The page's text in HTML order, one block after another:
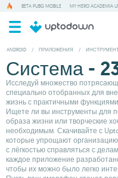
BETA PUBG MOBILE MY HERO ACADEMIA
ANDROID / ПРИЛОЖЕНИЯ /
Система -
Исследуй множество
специально отобранных для
жизнь с практичными
Ищете ли вы инструменты для
образа жизни или творческие
необходимым. Скачивайте с
которые упрощают
с лёгкостью справляться с
каждое приложение
чтобы их можно было легко